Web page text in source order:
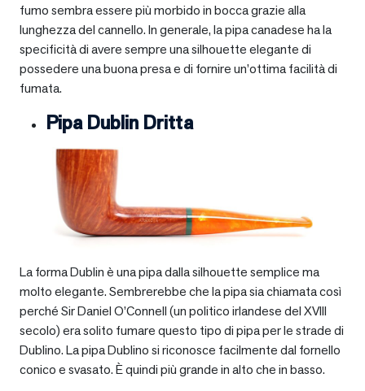
fumo sembra essere più morbido in bocca grazie alla
lunghezza del cannello. In generale, la pipa canadese ha la
specificità di avere sempre una silhouette elegante di
possedere una buona presa e di fornire un’ottima facilità di
fumata.
Pipa Dublin Dritta
La forma Dublin è una pipa dalla silhouette semplice ma
molto elegante. Sembrerebbe che la pipa sia chiamata così
perché Sir Daniel O’Connell (un politico irlandese del XVIII
secolo) era solito fumare questo tipo di pipa per le strade di
Dublino. La pipa Dublino si riconosce facilmente dal fornello
conico e svasato. È quindi più grande in alto che in basso.